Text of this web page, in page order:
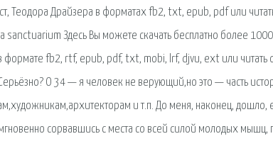
Теодора Драйзера в форматах fb2, txt, epub, pdf или
sanctuarium Здесь Вы можете скачать бесплатно более
формате fb2, rtf, epub, pdf, txt, mobi, lrf, djvu, ext или читать
О 34 — я человек не верующий,но это — часть
и т.п. До меня, наконец,
сорвавшись с места со всей силой молодых